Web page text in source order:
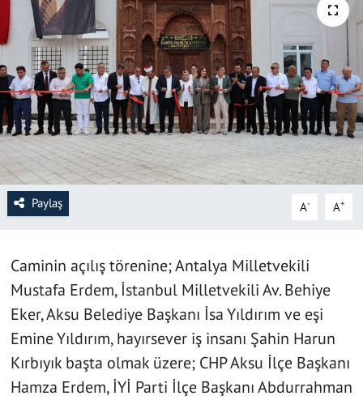
Paylaş A- A+
Caminin açılış törenine; Antalya Milletvekili
Mustafa Erdem, İstanbul Milletvekili Av. Behiye
Eker, Aksu Belediye Başkanı İsa Yıldırım ve eşi
Emine Yıldırım, hayırsever iş insanı Şahin Harun
Kırbıyık başta olmak üzere; CHP Aksu İlçe Başkanı
Hamza Erdem, İYİ Parti İlçe Başkanı Abdurrahman
SPOR
SAĞLIK
YAŞAM
KÜLTÜR SANAT
EĞİTİM